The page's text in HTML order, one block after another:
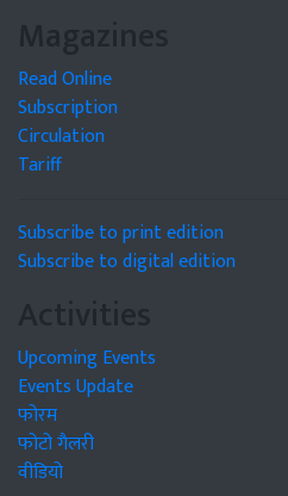
Magazines
Read Online
Subscription
Circulation
Tariff
Subscribe to print edition
Subscribe to digital edition
Activities
Upcoming Events
Events Update
फोरम
फोटो गैलरी
वीडियो